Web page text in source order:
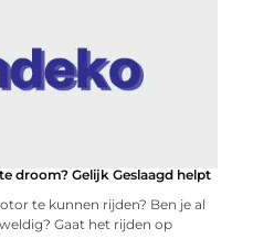
droom? Gelijk Geslaagd helpt
te kunnen rijden? Ben je al
Gaat het rijden op